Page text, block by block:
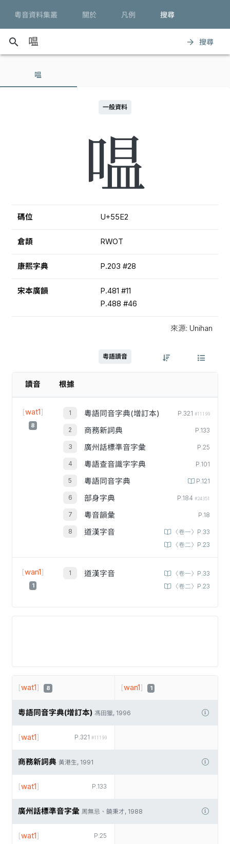
粵音資料集叢 關於 凡例 搜尋
search arrow_forward 搜尋
嗢
一般資料
嗢
碼位 U+55E2
倉頡 RWOT
康熙字典 P.203 #28
宋本廣韻
P.481 #11
P.488 #46
來源: Unihan
粵語讀音
讀音 根據
[wat1]
8
粵語同音字典(增訂本) P.321 #11199
商務新詞典 P.133
廣州話標準音字彙 P.25
粵語查音識字字典 P.101
粵語同音字典 P.121
部身字典 P.184 #24351
粵音韻彙 P.18
道漢字音
〈卷一〉P.33
〈卷二〉P.23
[wan1]
1
道漢字音
〈卷一〉P.33
〈卷二〉P.23
[wat1] 8 [wan1] 1
粵語同音字典(增訂本) 馮田獵, 1996
P.321 #11199
[wat1]
商務新詞典 黃港生, 1991
P.133
[wat1]
廣州話標準音字彙 周無忌、饒秉才, 1988
P.25
[wat1]